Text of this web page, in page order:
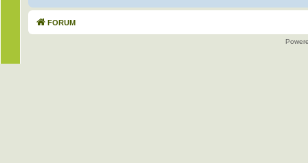
FORUM